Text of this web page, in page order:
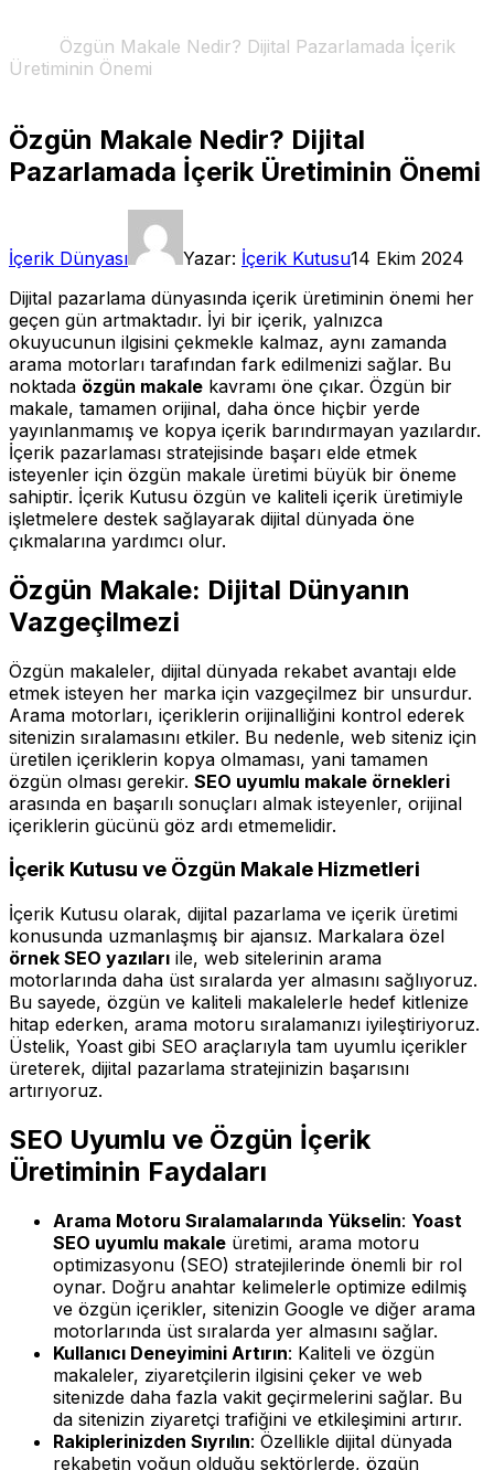
Özgün Makale Nedir? Dijital Pazarlamada İçerik
Üretiminin Önemi
Özgün Makale Nedir? Dijital
Pazarlamada İçerik Üretiminin Önemi
İçerik Dünyası Yazar: İçerik Kutusu14 Ekim 2024
Dijital pazarlama dünyasında içerik üretiminin önemi her
geçen gün artmaktadır. İyi bir içerik, yalnızca
okuyucunun ilgisini çekmekle kalmaz, aynı zamanda
arama motorları tarafından fark edilmenizi sağlar. Bu
noktada özgün makale kavramı öne çıkar. Özgün bir
makale, tamamen orijinal, daha önce hiçbir yerde
yayınlanmamış ve kopya içerik barındırmayan yazılardır.
İçerik pazarlaması stratejisinde başarı elde etmek
isteyenler için özgün makale üretimi büyük bir öneme
sahiptir. İçerik Kutusu özgün ve kaliteli içerik üretimiyle
işletmelere destek sağlayarak dijital dünyada öne
çıkmalarına yardımcı olur.
Özgün Makale: Dijital Dünyanın
Vazgeçilmezi
Özgün makaleler, dijital dünyada rekabet avantajı elde
etmek isteyen her marka için vazgeçilmez bir unsurdur.
Arama motorları, içeriklerin orijinalliğini kontrol ederek
sitenizin sıralamasını etkiler. Bu nedenle, web siteniz için
üretilen içeriklerin kopya olmaması, yani tamamen
özgün olması gerekir. SEO uyumlu makale örnekleri
arasında en başarılı sonuçları almak isteyenler, orijinal
içeriklerin gücünü göz ardı etmemelidir.
İçerik Kutusu ve Özgün Makale Hizmetleri
İçerik Kutusu olarak, dijital pazarlama ve içerik üretimi
konusunda uzmanlaşmış bir ajansız. Markalara özel
örnek SEO yazıları ile, web sitelerinin arama
motorlarında daha üst sıralarda yer almasını sağlıyoruz.
Bu sayede, özgün ve kaliteli makalelerle hedef kitlenize
hitap ederken, arama motoru sıralamanızı iyileştiriyoruz.
Üstelik, Yoast gibi SEO araçlarıyla tam uyumlu içerikler
üreterek, dijital pazarlama stratejinizin başarısını
artırıyoruz.
SEO Uyumlu ve Özgün İçerik
Üretiminin Faydaları
Arama Motoru Sıralamalarında Yükselin: Yoast
SEO uyumlu makale üretimi, arama motoru
optimizasyonu (SEO) stratejilerinde önemli bir rol
oynar. Doğru anahtar kelimelerle optimize edilmiş
ve özgün içerikler, sitenizin Google ve diğer arama
motorlarında üst sıralarda yer almasını sağlar.
Kullanıcı Deneyimini Artırın: Kaliteli ve özgün
makaleler, ziyaretçilerin ilgisini çeker ve web
sitenizde daha fazla vakit geçirmelerini sağlar. Bu
da sitenizin ziyaretçi trafiğini ve etkileşimini artırır.
Rakiplerinizden Sıyrılın: Özellikle dijital dünyada
rekabetin yoğun olduğu sektörlerde, özgün